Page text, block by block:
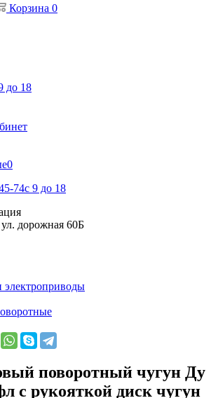
Корзина 0
до 18
0
74c 9 до 18
дорожная 60Б
электроприводы
поворотный чугун Ду
с рукояткой диск чугун